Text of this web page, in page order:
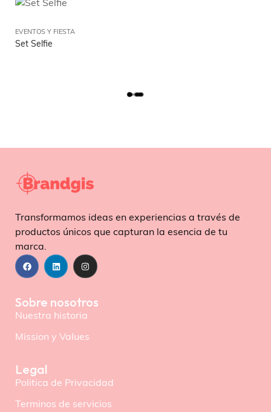
EVENTOS Y FIESTA
Set Selfie
L
Transformamos ideas en experiencias a través de
productos únicos que capturan la esencia de tu
marca.
Sobre nosotros
Nuestra historia
Mission y Values
Legal
Politica de Privacidad
Terminos de servicios